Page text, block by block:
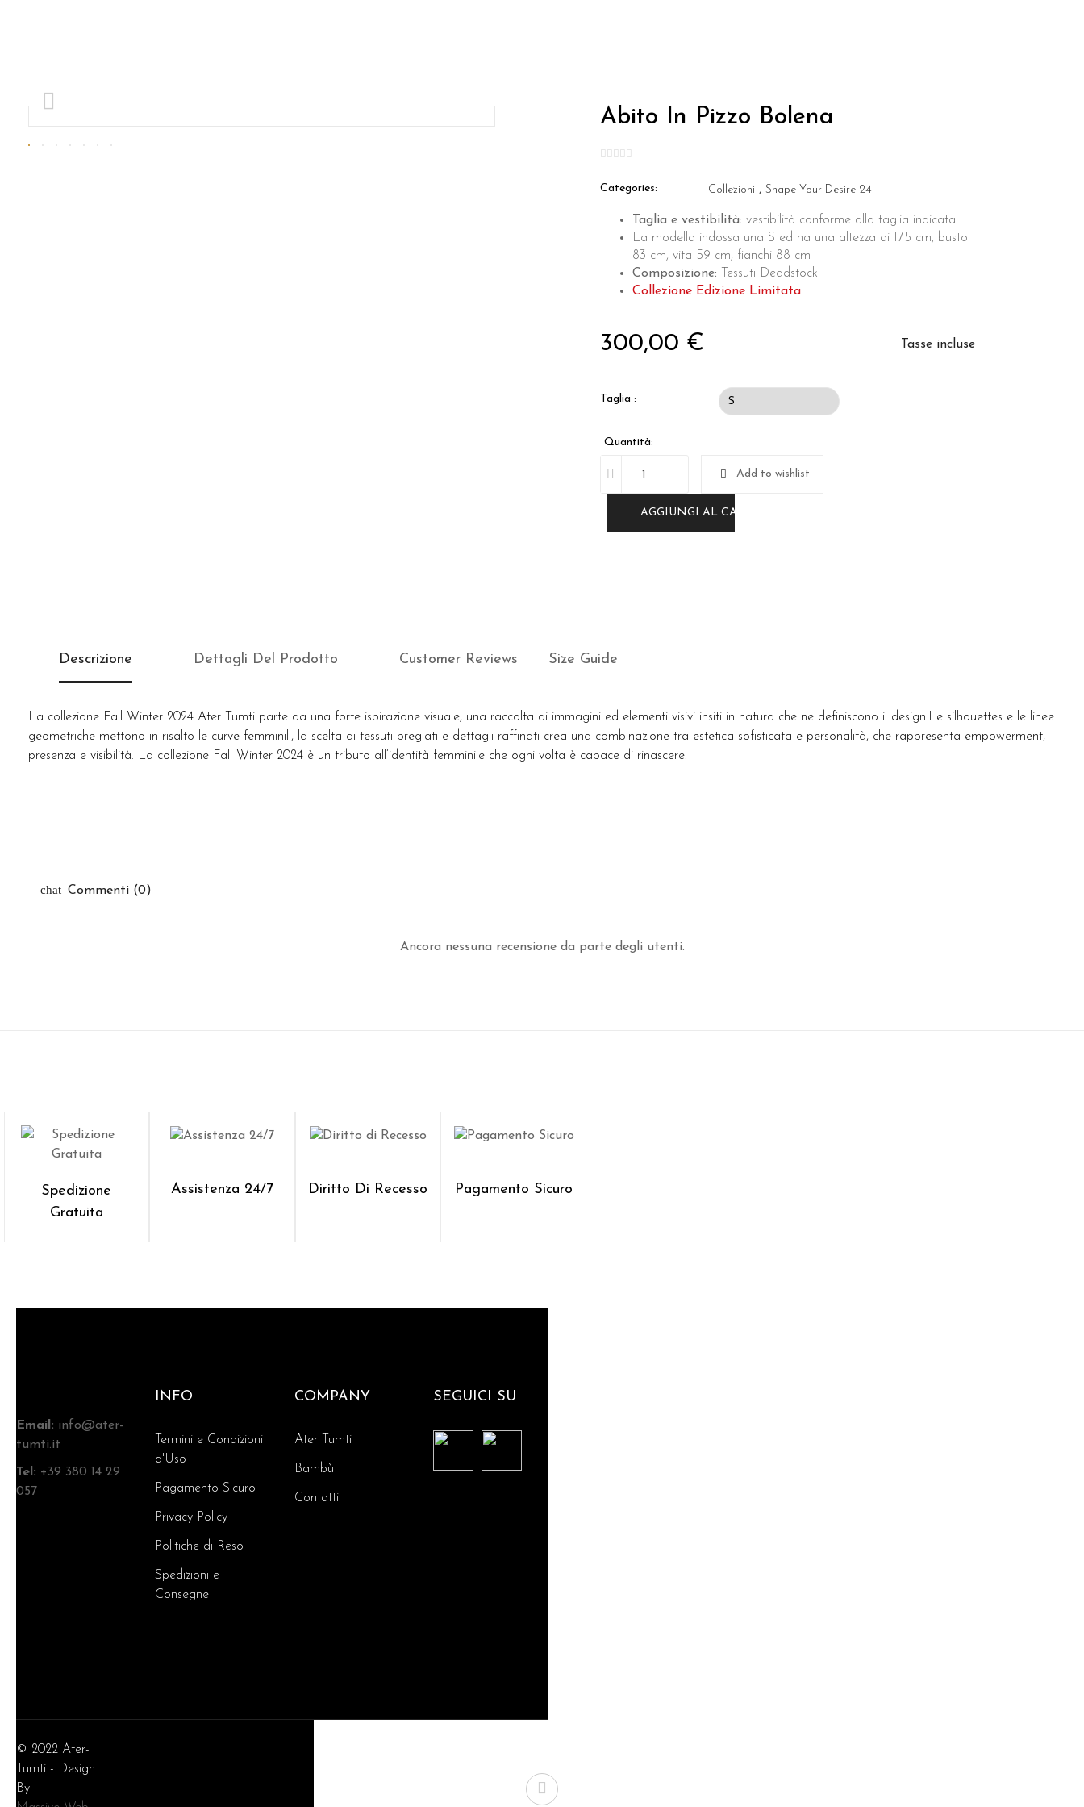
Abito In Pizzo Bolena
Categories: Collezioni Shape Your Desire 24
Taglia e vestibilità: vestibilità conforme alla taglia indicata
La modella indossa una S ed ha una altezza di 175 cm, busto
83 cm, vita 59 cm, fianchi 88 cm
Composizione: Tessuti Deadstock
Collezione Edizione Limitata
300,00 € Tasse incluse
Taglia :
Quantità:
Add to wishlist
AGGIUNGI AL CARRELLO
Descrizione Dettagli Del Prodotto Customer Reviews Size Guide
La collezione Fall Winter 2024 Ater Tumti parte da una forte ispirazione visuale, una raccolta di immagini ed elementi visivi insiti in natura che ne definiscono il design.Le silhouettes e le linee
geometriche mettono in risalto le curve femminili, la scelta di tessuti pregiati e dettagli raffinati crea una combinazione tra estetica sofisticata e personalità, che rappresenta empowerment,
presenza e visibilità. La collezione Fall Winter 2024 è un tributo all’identità femminile che ogni volta è capace di rinascere.
Commenti (0)
Ancora nessuna recensione da parte degli utenti.
Spedizione
Gratuita
Assistenza 24/7 Diritto Di Recesso Pagamento Sicuro
Email: info@ater-
tumti.it
Tel: +39 380 14 29
057
INFO
Termini e Condizioni
d'Uso
Pagamento Sicuro
Privacy Policy
Politiche di Reso
Spedizioni e
Consegne
COMPANY
Ater Tumti
Bambù
Contatti
SEGUICI SU
© 2022 Ater-
Tumti - Design
By